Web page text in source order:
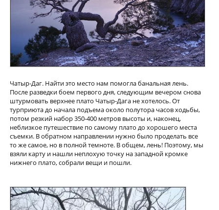
Чатыр-Даг. Найти это место нам помогла банальная лень.
После разведки боем первого дня, следующим вечером снова
штурмовать верхнее плато Чатыр-Дага не хотелось. От
турприюта до начала подъема около полутора часов ходьбы,
потом резкий набор 350-400 метров высоты и, наконец,
неблизкое путешествие по самому плато до хорошего места
съемки. В обратном направлении нужно было проделать все
то же самое, но в полной темноте. В общем, лень! Поэтому, мы
взяли карту и нашли неплохую точку на западной кромке
нижнего плато, собрали вещи и пошли.